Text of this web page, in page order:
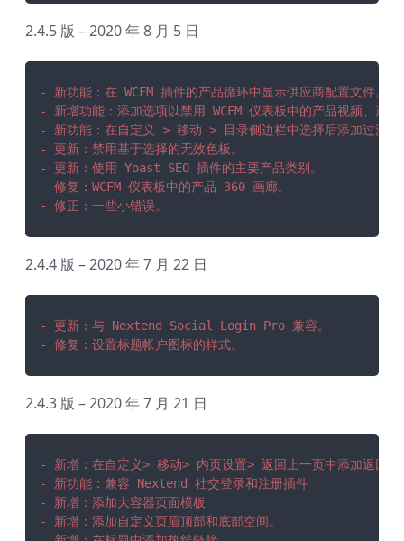
2.4.5 版 – 2020 年 8 月 5 日
- 新功能：在 WCFM 插件的产品循环中显示供应商配置文件。
- 新增功能：添加选项以禁用 WCFM 仪表板中的产品视频、产
- 新功能：在自定义 > 移动 > 目录侧边栏中选择后添加过滤器
- 更新：禁用基于选择的无效色板。
- 更新：使用 Yoast SEO 插件的主要产品类别。
- 修复：WCFM 仪表板中的产品 360 画廊。
- 修正：一些小错误。
2.4.4 版 – 2020 年 7 月 22 日
- 更新：与 Nextend Social Login Pro 兼容。
- 修复：设置标题帐户图标的样式。
2.4.3 版 – 2020 年 7 月 21 日
- 新增：在自定义> 移动> 内页设置> 返回上一页中添加返回上
- 新功能：兼容 Nextend 社交登录和注册插件
- 新增：添加大容器页面模板
- 新增：添加自定义页眉顶部和底部空间。